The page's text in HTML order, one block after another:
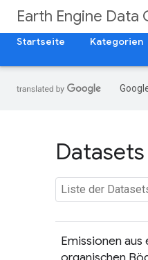
Earth Engine Data
Startseite
Kategorien
Emissionen